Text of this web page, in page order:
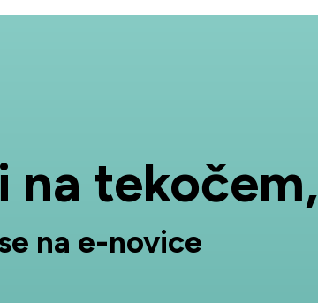
na tekočem,
na e-novice